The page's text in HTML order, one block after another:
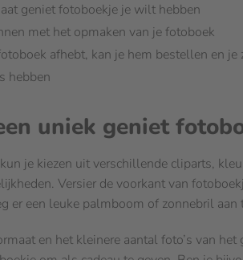
geniet fotoboekje je wilt hebben
met het opmaken van je fotoboek
afhebt, kan je hem bestellen en
hebben
uniek geniet
je kiezen uit verschillende cliparts,
Versier de voorkant van
er een leuke palmboom of zonnebril aan
en het kleinere aantal foto’s van